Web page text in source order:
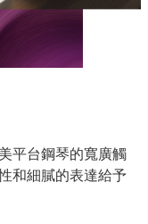
平台鋼琴的寬廣觸
和細膩的表達給予